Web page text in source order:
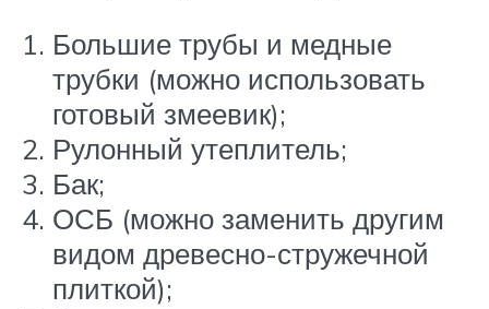
Большие трубы и медные
трубки (можно использовать
готовый змеевик);
Рулонный утеплитель;
Бак;
ОСБ (можно заменить другим
видом древесно-стружечной
плиткой);